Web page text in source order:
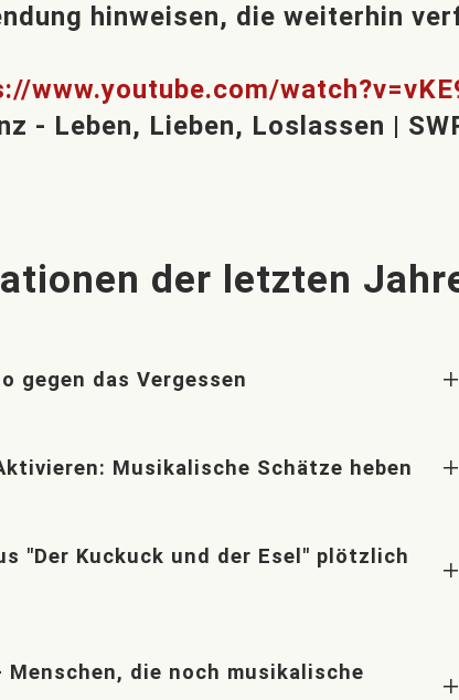
hinweisen, die weiterhin
www.youtube.com/
- Leben, Lieben, Loslassen |
der letzten
gegen das Vergessen
Musikalische Schätze heben
"Der Kuckuck und der Esel" plötzlich
die noch musikalische